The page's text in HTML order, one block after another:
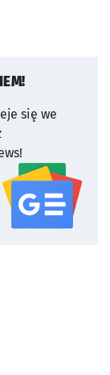
się we
serwisu